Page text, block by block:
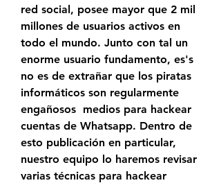
red social, posee mayor que 2 mil
millones de usuarios activos en
todo el mundo. Junto con tal un
enorme usuario fundamento, es's
no es de extrañar que los piratas
informáticos son regularmente
engañosos  medios para hackear
cuentas de Whatsapp. Dentro de
esto publicación en particular,
nuestro equipo lo haremos revisar
varias técnicas para hackear